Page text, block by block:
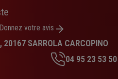
Donnez votre avis
20167 SARROLA CARCOPINO
04 95 23 53 50